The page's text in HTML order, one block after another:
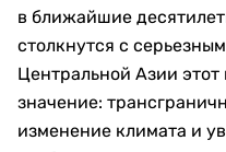
в ближайшие
столкнутся с
Центральной Азии этот
значение:
изменение климата и